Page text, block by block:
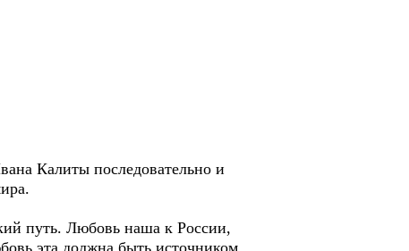
Калиты последовательно и
путь. Любовь наша к России,
эта должна быть источником